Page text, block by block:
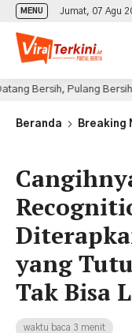
MENU Jumat, 07 Agu
Pulang Bersih: Ketika
Beranda Breaking
yang
Tak Bisa
waktu baca 3 menit